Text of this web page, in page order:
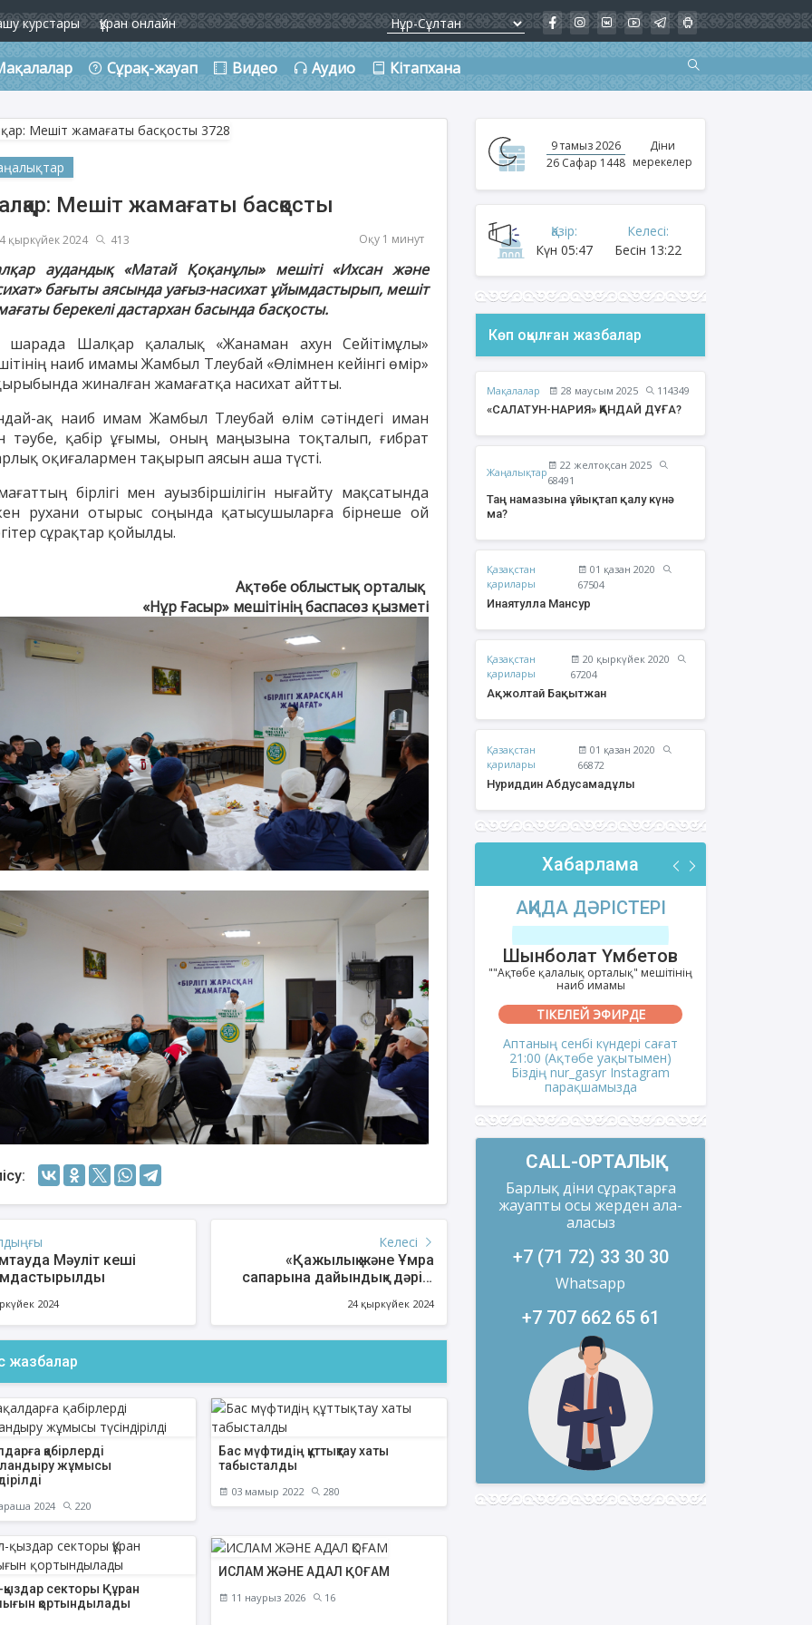
курстары Құран онлайн
Сұрақ-жауап Видео Аудио Кітапхана
Бекжан
Жұмабаев Данияр
Әлимұхамедұлы
Ақжолтай Бақытжан
Әбішев Қуаныш
Мешіт жамағаты басқосты
қыркүйек 2024 413 Оқу 1 минут
аудандық «Матай Қоқанұлы» мешіті «Ихсан және
бағыты аясында уағыз-насихат ұйымдастырып, мешіт
берекелі дастархан басында басқосты.
шарада Шалқар қалалық «Жанаман ахун Сейітімұлы»
наиб имамы Жамбыл Тлеубай «Өлімнен кейінгі өмір»
жиналған жамағатқа насихат айтты.
ақ наиб имам Жамбыл Тлеубай өлім сәтіндегі иман
тәубе, қабір ұғымы, оның маңызына тоқталып, ғибрат
оқиғалармен тақырып аясын аша түсті.
бірлігі мен ауызбіршілігін нығайту мақсатында
рухани отырыс соңында қатысушыларға бірнеше ой
сұрақтар қойылды.
Ақтөбе облыстық орталық
«Нұр Ғасыр» мешітінің баспасөз қызметі
Мәуліт кеші
2024
Келесі
«Қажылық және Ұмра
сапарына дайындық» дәрісі
24 қыркүйек 2024
жазбалар
қабірлерді
жұмысы
2024 220
Бас мүфтидің құттықтау хаты
табысталды
03 мамыр 2022 280
секторы Құран
қортындылады
ИСЛАМ ЖӘНЕ АДАЛ ҚОҒАМ
11 наурыз 2026 16
9 тамыз 2026
26 Сафар 1448
Діни
мерекелер
Қазір:
Күн 05:47
Келесі:
Бесін 13:22
Көп оқылған жазбалар
Мақалалар 28 маусым 2025
114349
«САЛАТУН-НАРИЯ» ҚАНДАЙ ДҰҒА?
Жаңалықтар
22 желтоқсан 2025
68491
Таң намазына ұйықтап қалу күнә
ма?
Қазақстан
қарилары
01 қазан 2020
67504
Инаятулла Мансур
Қазақстан
қарилары
20 қыркүйек 2020
67204
Ақжолтай Бақытжан
Қазақстан
қарилары
01 қазан 2020
66872
Нуриддин Абдусамадұлы
Хабарлама
АҚИДА ДӘРІСТЕРІ
Шынболат Үмбетов
""Ақтөбе қалалық орталық" мешітінің
наиб имамы
ТІКЕЛЕЙ ЭФИРДЕ
Аптаның сенбі күндері сағат
21:00 (Ақтөбе уақытымен)
Біздің nur_gasyr Instagram
парақшамызда
ФИҚҺ ДӘРІСТЕРІ
Нұрбол Смағұлов
""Нұр Ғасыр" облыстық мешітінің
наиб имамы
ТІКЕЛЕЙ ЭФИРДЕ
Аптаның сәрсенбі күндері сағат
21:00 (Ақтөбе уақытымен)
Біздің nur_gasyr Instagram
парақшамызда
АҚИДА ДӘРІСТЕРІ
Шынболат Үмбетов
""Ақтөбе қалалық орталық" мешітінің
наиб имамы
ТІКЕЛЕЙ ЭФИРДЕ
Аптаның сенбі күндері сағат
21:00 (Ақтөбе уақытымен)
Біздің nur_gasyr Instagram
парақшамызда
CALL-ОРТАЛЫҚ
Барлық діни сұрақтарға
жауапты осы жерден ала-
аласыз
+7 (71 72) 33 30 30
Whatsapp
+7 707 662 65 61